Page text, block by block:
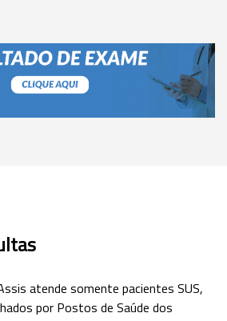
atende somente pacientes SUS,
por Postos de Saúde dos